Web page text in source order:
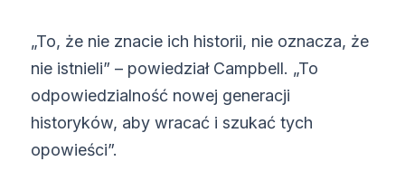
„To, że nie znacie ich historii, nie oznacza, że
nie istnieli” – powiedział Campbell. „To
odpowiedzialność nowej generacji
historyków, aby wracać i szukać tych
opowieści”.